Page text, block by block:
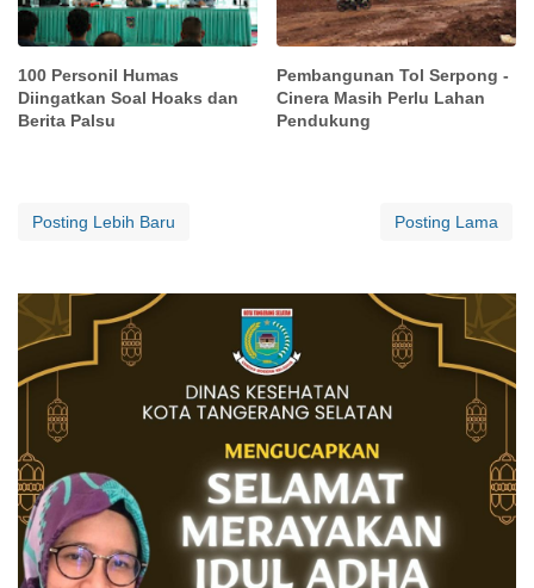
100 Personil Humas
Diingatkan Soal Hoaks dan
Berita Palsu
Pembangunan Tol Serpong -
Cinera Masih Perlu Lahan
Pendukung
Posting Lebih Baru Posting Lama